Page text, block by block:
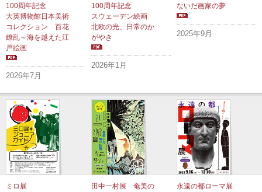
100周年記念
大英博物館日本美術
コレクション 百花
繚乱～海を越えた江
戸絵画
2026年7月
100周年記念
スウェーデン絵画
北欧の光、日常のか
がやき
2026年1月
ないだ画家の夢
2025年9月
ミロ展
田中一村展 奄美の
永遠の都ローマ展